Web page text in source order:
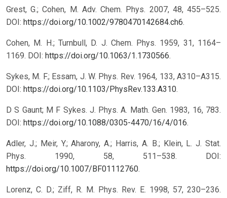
Grest, G.; Cohen, M. Adv. Chem. Phys. 2007, 48, 455–525.
DOI: https://doi.org/10.1002/9780470142684.ch6.
Cohen, M. H.; Turnbull, D. J. Chem. Phys. 1959, 31, 1164–
1169. DOI: https://doi.org/10.1063/1.1730566.
Sykes, M. F.; Essam, J. W. Phys. Rev. 1964, 133, A310–A315.
DOI: https://doi.org/10.1103/PhysRev.133.A310.
D S Gaunt; M F Sykes. J. Phys. A. Math. Gen. 1983, 16, 783.
DOI: https://doi.org/10.1088/0305-4470/16/4/016.
Adler, J.; Meir, Y.; Aharony, A.; Harris, A. B.; Klein, L. J. Stat.
Phys. 1990, 58, 511–538. DOI:
https://doi.org/10.1007/BF01112760.
Lorenz, C. D.; Ziff, R. M. Phys. Rev. E. 1998, 57, 230–236.